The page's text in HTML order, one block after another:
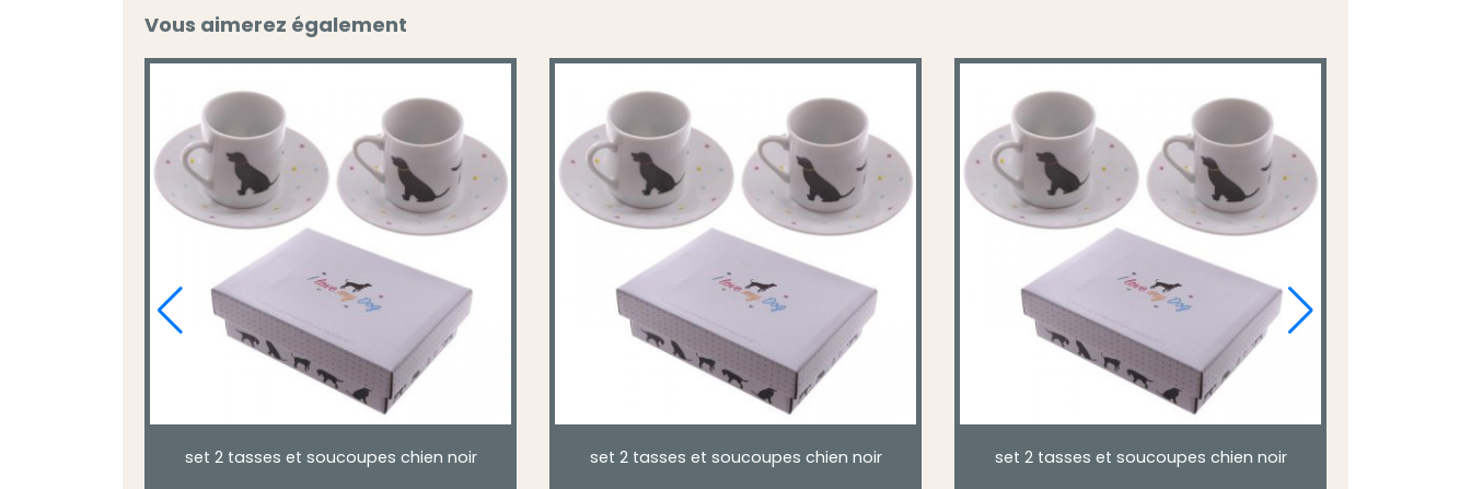
Vous aimerez également
set 2 tasses et soucoupes chien noir set 2 tasses et soucoupes chien noir set 2 tasses et soucoupes chien noir